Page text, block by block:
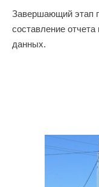
Завершающий этап
составление
данных.